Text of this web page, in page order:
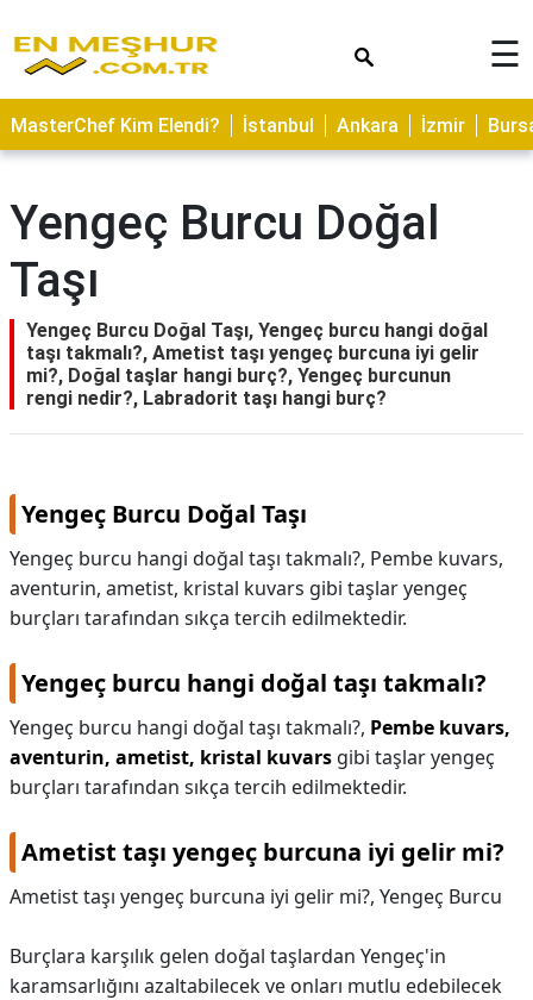
ASTROLOJİ
SAĞLIK
TARİFLERİ
GEZİLECEK
YERLER
CİLT
BAKIMI
NEDİR
HAMİLELİK
KAPLICALAR
İLETİŞİM
☰
MasterChef Kim Elendi? İstanbul Ankara İzmir
Yengeç Burcu Doğal
Taşı
Yengeç Burcu Doğal Taşı, Yengeç burcu hangi doğal
taşı takmalı?, Ametist taşı yengeç burcuna iyi gelir
mi?, Doğal taşlar hangi burç?, Yengeç burcunun
rengi nedir?, Labradorit taşı hangi burç?
Yengeç Burcu Doğal Taşı
Yengeç burcu hangi doğal taşı takmalı?, Pembe kuvars,
aventurin, ametist, kristal kuvars gibi taşlar yengeç
burçları tarafından sıkça tercih edilmektedir.
Yengeç burcu hangi doğal taşı takmalı?
Yengeç burcu hangi doğal taşı takmalı?, Pembe kuvars,
aventurin, ametist, kristal kuvars gibi taşlar yengeç
burçları tarafından sıkça tercih edilmektedir.
Ametist taşı yengeç burcuna iyi gelir mi?
Ametist taşı yengeç burcuna iyi gelir mi?, Yengeç Burcu
Burçlara karşılık gelen doğal taşlardan Yengeç'in
karamsarlığını azaltabilecek ve onları mutlu edebilecek